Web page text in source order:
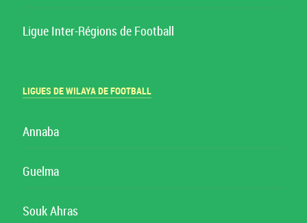
Ligue Inter-Régions de Football
LIGUES DE WILAYA DE FOOTBALL
Annaba
Guelma
Souk Ahras